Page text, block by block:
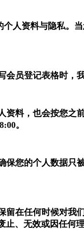
个人资料与隐私。
员登记表格时，
料，也会按您
。
您的个人数据
在任何时候对
、无效或因任何